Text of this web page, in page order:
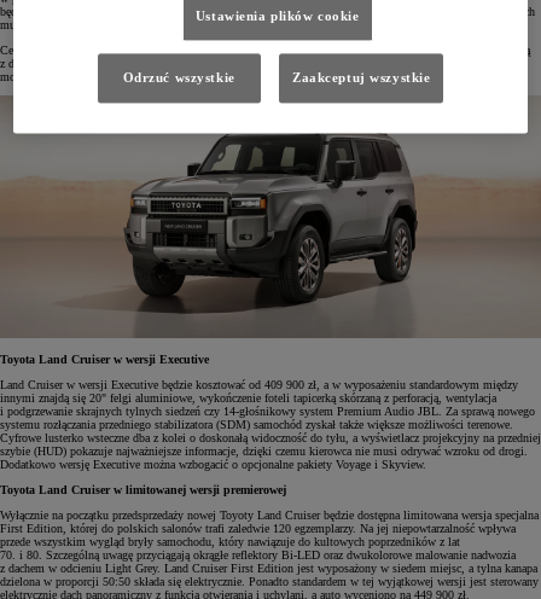
będzie wyposażona w najnowsze technologie ułatwiające jazdę off-roadową, pełen pakiet najnowocześniejszych
multimediów oraz systemów bezpieczeństwa Toyota T-MATE.
Cena wersji podstawowej Prado będzie zaczynać się od 319 900 zł, a w przedsprzedaży można zamówić jedną
z dwóch najwyższych wersji wyposażenia – Executive oraz First Edition. Więcej szczegółów na ten temat
można uzyskać po zapisaniu się do newslettera Toyoty Land Cruiser.
Toyota Land Cruiser w wersji Executive
Land Cruiser w wersji Executive będzie kosztować od 409 900 zł, a w wyposażeniu standardowym między
innymi znajdą się 20" felgi aluminiowe, wykończenie foteli tapicerką skórzaną z perforacją, wentylacja
i podgrzewanie skrajnych tylnych siedzeń czy 14-głośnikowy system Premium Audio JBL. Za sprawą nowego
systemu rozłączania przedniego stabilizatora (SDM) samochód zyskał także większe możliwości terenowe.
Cyfrowe lusterko wsteczne dba z kolei o doskonałą widoczność do tyłu, a wyświetlacz projekcyjny na przedniej
szybie (HUD) pokazuje najważniejsze informacje, dzięki czemu kierowca nie musi odrywać wzroku od drogi.
Dodatkowo wersję Executive można wzbogacić o opcjonalne pakiety Voyage i Skyview.
Toyota Land Cruiser w limitowanej wersji premierowej
Wyłącznie na początku przedsprzedaży nowej Toyoty Land Cruiser będzie dostępna limitowana wersja specjalna
First Edition, której do polskich salonów trafi zaledwie 120 egzemplarzy. Na jej niepowtarzalność wpływa
przede wszystkim wygląd bryły samochodu, który nawiązuje do kultowych poprzedników z lat
70. i 80. Szczególną uwagę przyciągają okrągłe reflektory Bi-LED oraz dwukolorowe malowanie nadwozia
z dachem w odcieniu Light Grey. Land Cruiser First Edition jest wyposażony w siedem miejsc, a tylna kanapa
dzielona w proporcji 50:50 składa się elektrycznie. Ponadto standardem w tej wyjątkowej wersji jest sterowany
elektrycznie dach panoramiczny z funkcją otwierania i uchylani, a auto wyceniono na 449 900 zł.
Ustawienia plików cookie
Odrzuć wszystkie Zaakceptuj wszystkie